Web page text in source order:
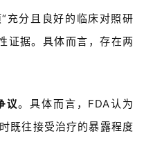
“充分且良好的 临床对照研
证据。具体而言，存在两
议。具体而言， FDA认为
既往接受治疗的暴露程度